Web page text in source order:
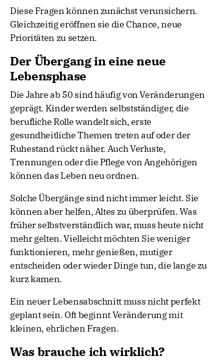
Diese Fragen können zunächst verunsichern.
Gleichzeitig eröffnen sie die Chance, neue
Prioritäten zu setzen.
Der Übergang in eine neue
Lebensphase
Die Jahre ab 50 sind häufig von Veränderungen
geprägt. Kinder werden selbstständiger, die
berufliche Rolle wandelt sich, erste
gesundheitliche Themen treten auf oder der
Ruhestand rückt näher. Auch Verluste,
Trennungen oder die Pflege von Angehörigen
können das Leben neu ordnen.
Solche Übergänge sind nicht immer leicht. Sie
können aber helfen, Altes zu überprüfen. Was
früher selbstverständlich war, muss heute nicht
mehr gelten. Vielleicht möchten Sie weniger
funktionieren, mehr genießen, mutiger
entscheiden oder wieder Dinge tun, die lange zu
kurz kamen.
Ein neuer Lebensabschnitt muss nicht perfekt
geplant sein. Oft beginnt Veränderung mit
kleinen, ehrlichen Fragen.
Was brauche ich wirklich?